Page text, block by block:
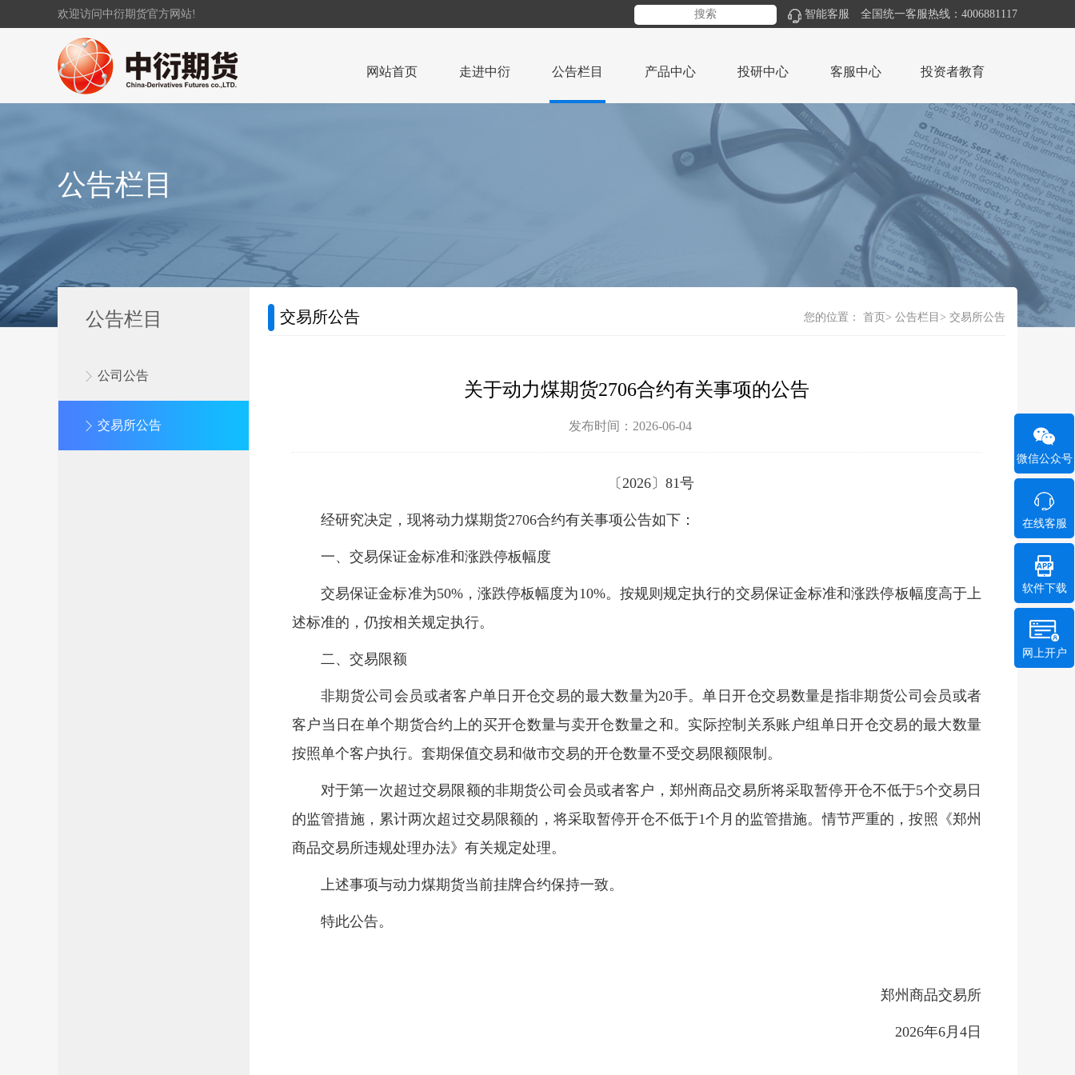
欢迎访问中衍期货官方网站! 智能客服 全国统一客服热线：4006881117
网站首页 走进中衍 公告栏目 产品中心 投研中心 客服中心 投资者教育
公告栏目
公告栏目
公司公告
交易所公告
交易所公告 您的位置： 首页 公告栏目 交易所公告
关于动力煤期货2706合约有关事项的公告
发布时间：2026-06-04
〔2026〕81号
经研究决定，现将动力煤期货2706合约有关事项公告如下：
一、交易保证金标准和涨跌停板幅度
交易保证金标准为50%，涨跌停板幅度为10%。按规则规定执行的交易保证金标准和涨跌停板幅度高于上
述标准的，仍按相关规定执行。
二、交易限额
非期货公司会员或者客户单日开仓交易的最大数量为20手。单日开仓交易数量是指非期货公司会员或者
客户当日在单个期货合约上的买开仓数量与卖开仓数量之和。实际控制关系账户组单日开仓交易的最大数量
按照单个客户执行。套期保值交易和做市交易的开仓数量不受交易限额限制。
对于第一次超过交易限额的非期货公司会员或者客户，郑州商品交易所将采取暂停开仓不低于5个交易日
的监管措施，累计两次超过交易限额的，将采取暂停开仓不低于1个月的监管措施。情节严重的，按照《郑州
商品交易所违规处理办法》有关规定处理。
上述事项与动力煤期货当前挂牌合约保持一致。
特此公告。
郑州商品交易所
2026年6月4日
微信公众号
在线客服
软件下载
网上开户